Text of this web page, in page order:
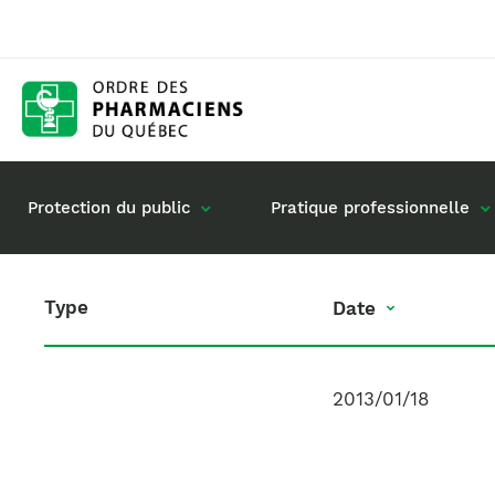
Protection du public Pratique professionnelle
Gestion de mon dossier
Exercice en société
Type Date
Date
2013/01/18